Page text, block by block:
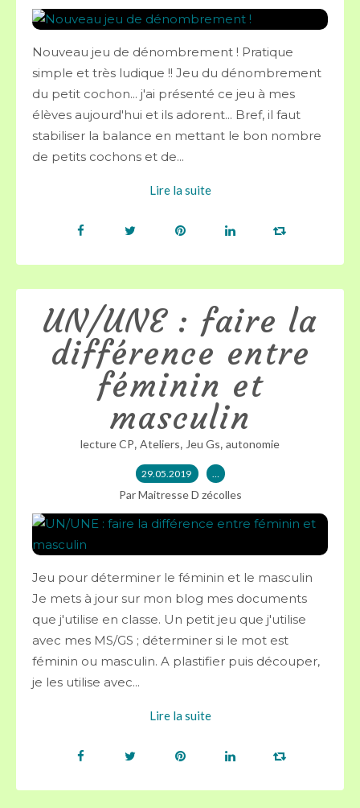
Nouveau jeu de dénombrement ! Pratique
simple et très ludique !! Jeu du dénombrement
du petit cochon... j'ai présenté ce jeu à mes
élèves aujourd'hui et ils adorent... Bref, il faut
stabiliser la balance en mettant le bon nombre
de petits cochons et de...
Lire la suite
UN/UNE : faire la
différence entre
féminin et
masculin
lecture CP, Ateliers, Jeu Gs, autonomie
29.05.2019 …
Par Maitresse D zécolles
Jeu pour déterminer le féminin et le masculin
Je mets à jour sur mon blog mes documents
que j'utilise en classe. Un petit jeu que j'utilise
avec mes MS/GS ; déterminer si le mot est
féminin ou masculin. A plastifier puis découper,
je les utilise avec...
Lire la suite